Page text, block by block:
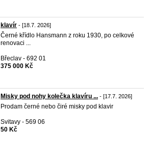
klavír - [18.7. 2026]
Černé křídlo Hansmann z roku 1930, po celkové
renovaci ...
Břeclav - 692 01
375 000 Kč
Misky pod nohy kolečka klavíru ... - [17.7. 2026]
Prodam černé nebo čiré misky pod klavir
Svitavy - 569 06
50 Kč